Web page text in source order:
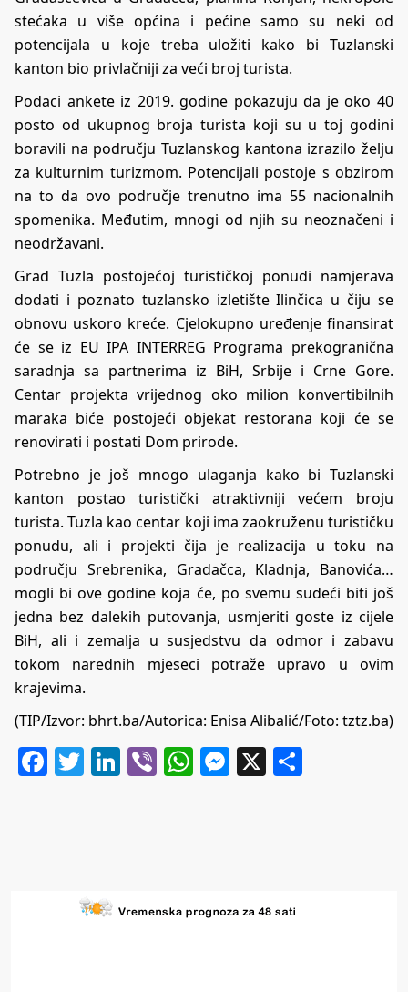
stećaka u više općina i pećine samo su neki od
potencijala u koje treba uložiti kako bi Tuzlanski
kanton bio privlačniji za veći broj turista.
Podaci ankete iz 2019. godine pokazuju da je oko 40
posto od ukupnog broja turista koji su u toj godini
boravili na području Tuzlanskog kantona izrazilo želju
za kulturnim turizmom. Potencijali postoje s obzirom
na to da ovo područje trenutno ima 55 nacionalnih
spomenika. Međutim, mnogi od njih su neoznačeni i
neodržavani.
Grad Tuzla postojećoj turističkoj ponudi namjerava
dodati i poznato tuzlansko izletište Ilinčica u čiju se
obnovu uskoro kreće. Cjelokupno uređenje finansirat
će se iz EU IPA INTERREG Programa prekogranična
saradnja sa partnerima iz BiH, Srbije i Crne Gore.
Centar projekta vrijednog oko milion konvertibilnih
maraka biće postojeći objekat restorana koji će se
renovirati i postati Dom prirode.
Potrebno je još mnogo ulaganja kako bi Tuzlanski
kanton postao turistički atraktivniji većem broju
turista. Tuzla kao centar koji ima zaokruženu turističku
ponudu, ali i projekti čija je realizacija u toku na
području Srebrenika, Gradačca, Kladnja, Banovića…
mogli bi ove godine koja će, po svemu sudeći biti još
jedna bez dalekih putovanja, usmjeriti goste iz cijele
BiH, ali i zemalja u susjedstvu da odmor i zabavu
tokom narednih mjeseci potraže upravo u ovim
krajevima.
(TIP/Izvor: bhrt.ba/Autorica: Enisa Alibalić/Foto: tztz.ba)
Facebook
Twitter
LinkedIn
ViberWhatsApp
Messenger
X